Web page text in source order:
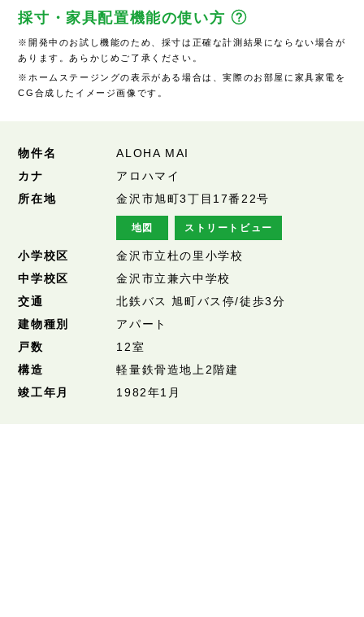
採寸・家具配置機能の使い方
※開発中のお試し機能のため、採寸は正確な計測結果にならない場合が
あります。あらかじめご了承ください。
※ホームステージングの表示がある場合は、実際のお部屋に家具家電を
CG合成したイメージ画像です。
物件名
ALOHA MAI
カナ
アロハマイ
所在地
金沢市旭町3丁目17番22号
地図 ストリートビュー
小学校区
金沢市立杜の里小学校
中学校区
金沢市立兼六中学校
交通
北鉄バス 旭町バス停/徒歩3分
建物種別
アパート
戸数
12室
構造
軽量鉄骨造地上2階建
竣工年月
1982年1月